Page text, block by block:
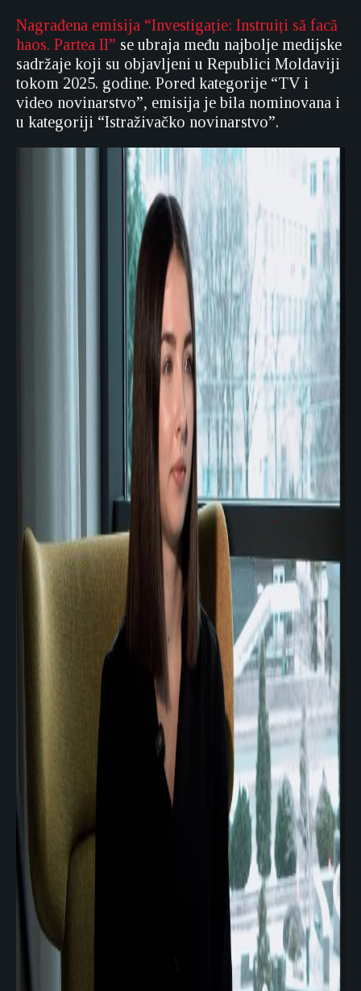
Nagrađena emisija “Investigație: Instruiți să facă
haos. Partea II” se ubraja među najbolje medijske
sadržaje koji su objavljeni u Republici Moldaviji
tokom 2025. godine. Pored kategorije “TV i
video novinarstvo”, emisija je bila nominovana i
u kategoriji “Istraživačko novinarstvo”.